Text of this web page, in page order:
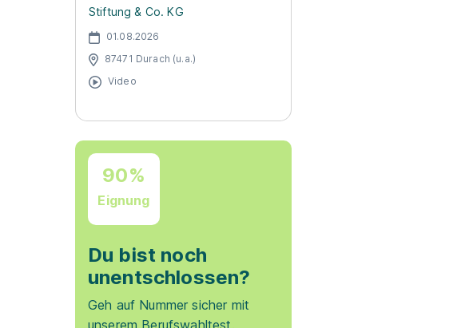
Stiftung & Co. KG
01.08.2026
87471 Durach (u.a.)
Video
90%
Eignung
Du bist noch
unentschlossen?
Geh auf Nummer sicher mit
unserem Berufswahltest.